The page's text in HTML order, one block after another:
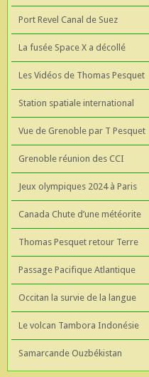
Port Revel Canal de Suez
La fusée Space X a décollé
Les Vidéos de Thomas Pesquet
Station spatiale international
Vue de Grenoble par T Pesquet
Grenoble réunion des CCI
Jeux olympiques 2024 à Paris
Canada Chute d’une météorite
Thomas Pesquet retour Terre
Passage Pacifique Atlantique
Occitan la survie de la langue
Le volcan Tambora Indonésie
Samarcande Ouzbékistan